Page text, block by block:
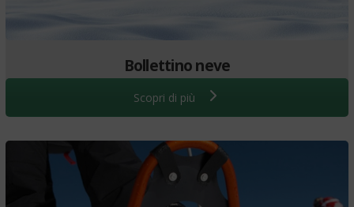
Bollettino neve
Scopri di più